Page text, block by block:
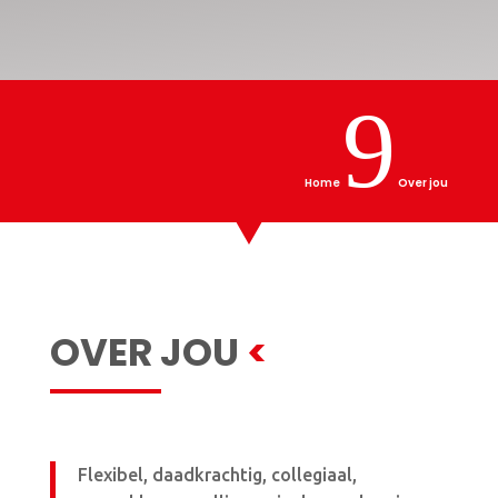
Home 9 Over jou
OVER JOU <
Flexibel, daadkrachtig, collegiaal,